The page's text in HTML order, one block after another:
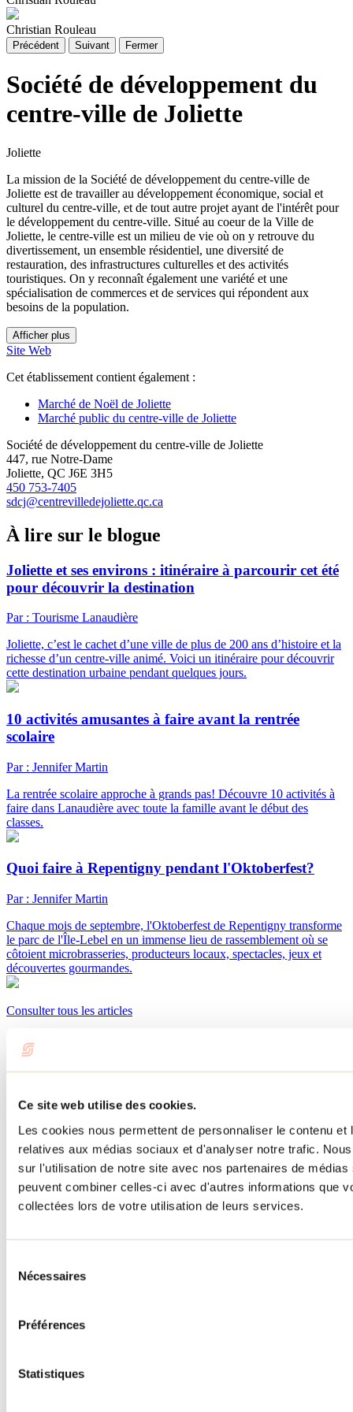
Ce site web utilise des cookies.
Les cookies nous permettent de personnaliser le contenu
relatives aux médias sociaux et d'analyser notre trafic.
sur l'utilisation de notre site avec nos partenaires de
peuvent combiner celles-ci avec d'autres informations que
collectées lors de votre utilisation de leurs services.
Nécessaires
Préférences
Statistiques
Christian Rouleau
Précédent Suivant Fermer
Société de développement du
centre-ville de Joliette
Joliette
La mission de la Société de développement du centre-ville de
Joliette est de travailler au développement économique, social et
culturel du centre-ville, et de tout autre projet ayant de l'intérêt pour
le développement du centre-ville. Situé au coeur de la Ville de
Joliette, le centre-ville est un milieu de vie où on y retrouve du
divertissement, un ensemble résidentiel, une diversité de
restauration, des infrastructures culturelles et des activités
touristiques. On y reconnaît également une variété et une
spécialisation de commerces et de services qui répondent aux
besoins de la population.
Afficher plus
Site Web
Cet établissement contient également :
Marché de Noël de Joliette
Marché public du centre-ville de Joliette
Société de développement du centre-ville de Joliette
447, rue Notre-Dame
Joliette, QC J6E 3H5
450 753-7405
sdcj@centrevilledejoliette.qc.ca
À lire sur le blogue
Joliette et ses environs : itinéraire à parcourir cet été
pour découvrir la destination
Par : Tourisme Lanaudière
Joliette, c’est le cachet d’une ville de plus de 200 ans d’histoire et la
richesse d’un centre-ville animé. Voici un itinéraire pour découvrir
cette destination urbaine pendant quelques jours.
10 activités amusantes à faire avant la rentrée
scolaire
Par : Jennifer Martin
La rentrée scolaire approche à grands pas! Découvre 10 activités à
faire dans Lanaudière avec toute la famille avant le début des
classes.
Quoi faire à Repentigny pendant l'Oktoberfest?
Par : Jennifer Martin
Chaque mois de septembre, l'Oktoberfest de Repentigny transforme
le parc de l'Île-Lebel en un immense lieu de rassemblement où se
côtoient microbrasseries, producteurs locaux, spectacles, jeux et
découvertes gourmandes.
Consulter tous les articles
1 800 363-2788
Séjour d'affaires
Lieux événementiels
Offre aux voyageurs étrangers
À propos
Partenaires
Médias
Zone entreprises
Municipalités